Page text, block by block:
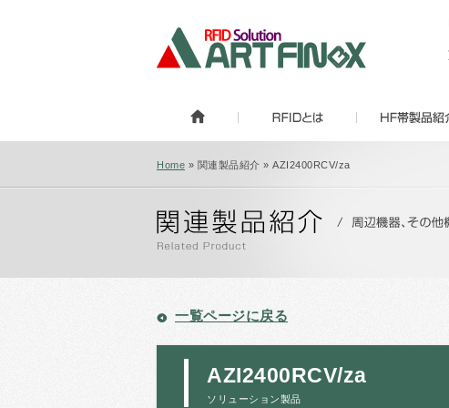
Home » 関連製品紹介 » AZI2400RCV/za
一覧ページに戻る
AZI2400RCV/za
ソリューション製品